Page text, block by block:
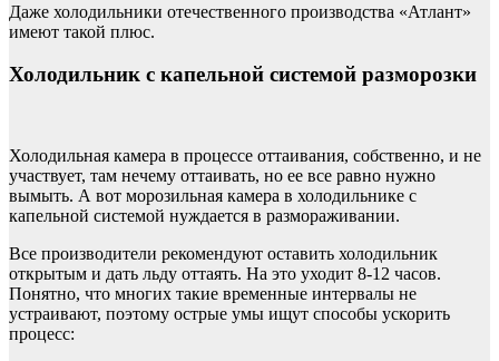
Даже холодильники отечественного производства «Атлант»
имеют такой плюс.
Холодильник с капельной системой разморозки
Холодильная камера в процессе оттаивания, собственно, и не
участвует, там нечему оттаивать, но ее все равно нужно
вымыть. А вот морозильная камера в холодильнике с
капельной системой нуждается в размораживании.
Все производители рекомендуют оставить холодильник
открытым и дать льду оттаять. На это уходит 8-12 часов.
Понятно, что многих такие временные интервалы не
устраивают, поэтому острые умы ищут способы ускорить
процесс: